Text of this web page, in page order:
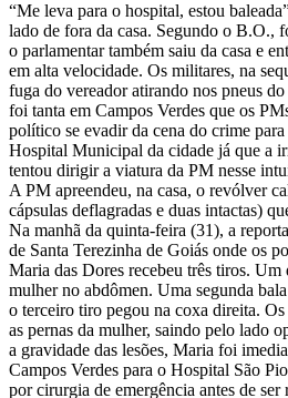
“Me leva para o hospital, estou
lado de fora da casa. Segundo o B.O.,
o parlamentar também saiu da casa e
em alta velocidade. Os militares, na
fuga do vereador atirando nos pneus
foi tanta em Campos Verdes que os
político se evadir da cena do crime
Hospital Municipal da cidade já que a
tentou dirigir a viatura da PM nesse
A PM apreendeu, na casa, o revólver
cápsulas deflagradas e duas intactas)
Na manhã da quinta-feira (31), a
de Santa Terezinha de Goiás onde os
Maria das Dores recebeu três tiros. Um
mulher no abdômen. Uma segunda
o terceiro tiro pegou na coxa direita. Os
as pernas da mulher, saindo pelo lado
a gravidade das lesões, Maria foi
Campos Verdes para o Hospital São
por cirurgia de emergência antes de